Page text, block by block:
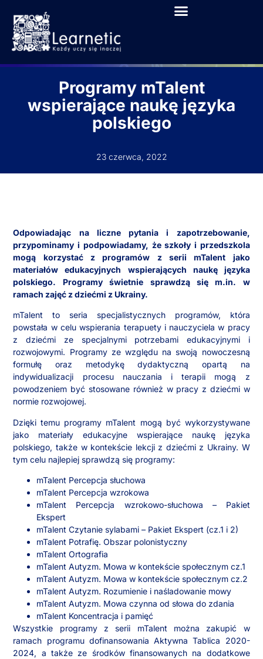
Programy mTalent
wspierające naukę języka
polskiego
23 czerwca, 2022
Odpowiadając na liczne pytania i zapotrzebowanie,
przypominamy i podpowiadamy, że szkoły i przedszkola
mogą korzystać z programów z serii mTalent jako
materiałów edukacyjnych wspierających naukę języka
polskiego. Programy świetnie sprawdzą się m.in. w
ramach zajęć z dziećmi z Ukrainy.
mTalent to seria specjalistycznych programów, która
powstała w celu wspierania terapuety i nauczyciela w pracy
z dziećmi ze specjalnymi potrzebami edukacyjnymi i
rozwojowymi. Programy ze względu na swoją nowoczesną
formułę oraz metodykę dydaktyczną opartą na
indywidualizacji procesu nauczania i terapii mogą z
powodzeniem być stosowane również w pracy z dziećmi w
normie rozwojowej.
Dzięki temu programy mTalent mogą być wykorzystywane
jako materiały edukacyjne wspierające naukę języka
polskiego, także w kontekście lekcji z dziećmi z Ukrainy. W
tym celu najlepiej sprawdzą się programy:
mTalent Percepcja słuchowa
mTalent Percepcja wzrokowa
mTalent Percepcja wzrokowo-słuchowa – Pakiet
Ekspert
mTalent Czytanie sylabami – Pakiet Ekspert (cz.1 i 2)
mTalent Potrafię. Obszar polonistyczny
mTalent Ortografia
mTalent Autyzm. Mowa w kontekście społecznym cz.1
mTalent Autyzm. Mowa w kontekście społecznym cz.2
mTalent Autyzm. Rozumienie i naśladowanie mowy
mTalent Autyzm. Mowa czynna od słowa do zdania
mTalent Koncentracja i pamięć
Wszystkie programy z serii mTalent można zakupić w
ramach programu dofinansowania Aktywna Tablica 2020-
2024, a także ze środków finansowanych na dodatkowe